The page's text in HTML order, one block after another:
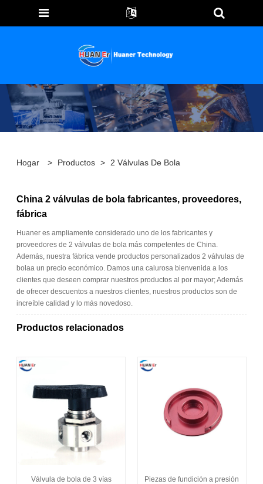
Hogar > Productos > 2 Válvulas De Bola
China 2 válvulas de bola fabricantes, proveedores,
fábrica
Huaner es ampliamente considerado uno de los fabricantes y
proveedores de 2 válvulas de bola más competentes de China.
Además, nuestra fábrica vende productos personalizados 2 válvulas de
bolaa un precio económico. Damos una calurosa bienvenida a los
clientes que deseen comprar nuestros productos al por mayor; Además
de ofrecer descuentos a nuestros clientes, nuestros productos son de
increíble calidad y lo más novedoso.
Productos relacionados
Válvula de bola de 3 vías
Piezas de fundición a presión